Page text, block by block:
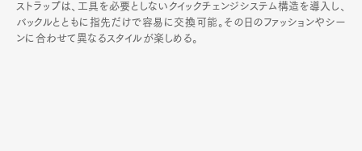
ストラップは、工具を必要としないクイックチェンジシステム構造を導入し、
バックルとともに指先だけで容易に交換可能。その日のファッションやシー
ンに合わせて異なるスタイルが楽しめる。